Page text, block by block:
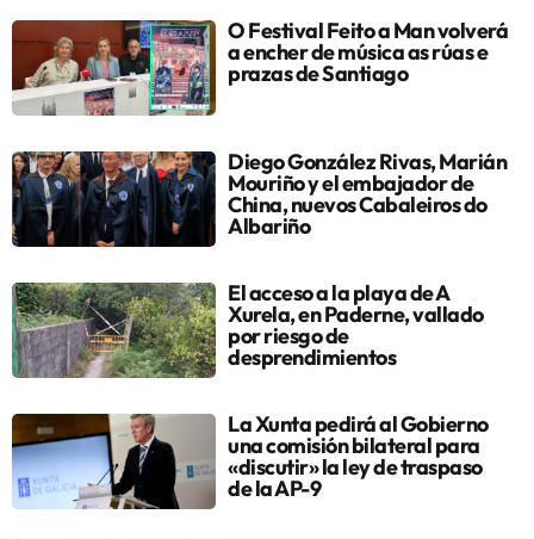
O Festival Feito a Man volverá
a encher de música as rúas e
prazas de Santiago
Diego González Rivas, Marián
Mouriño y el embajador de
China, nuevos Cabaleiros do
Albariño
El acceso a la playa de A
Xurela, en Paderne, vallado
por riesgo de
desprendimientos
La Xunta pedirá al Gobierno
una comisión bilateral para
«discutir» la ley de traspaso
de la AP-9